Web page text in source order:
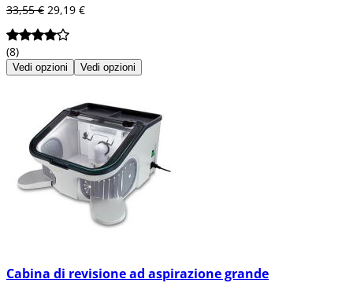
33,55 € 29,19 €
(8)
Vedi opzioni Vedi opzioni
Cabina di revisione ad aspirazione grande